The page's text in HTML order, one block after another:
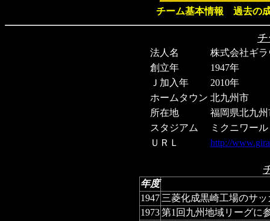
チーム基本情報 過去の
法人名
株式会社ギ
創立年
1947年
Ｊ加入年
2010年
ホームタウン 北九州市
所在地
福岡県北九
スタジアム
ミクニワー
ＵＲＬ
http://
年度
1947 三菱化成黒崎工場のサ
1973 第1回九州地域リーグに